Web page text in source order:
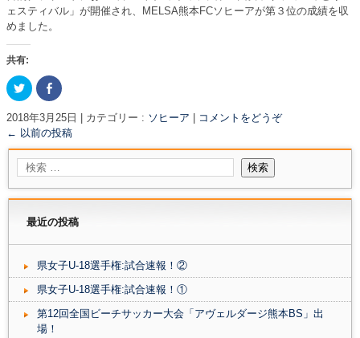
ェスティバル」が開催され、MELSA熊本FCソヒーアが第３位の成績を収
めました。
共有:
ク
リ
ク
し
て
w
i
t
e
r
共
有
い
ウ
ィ
ン
ウ
F
a
e
b
o
k
で
共
す
る
は
ク
ク
し
て
く
だ
さ
い
2018年3月25日 カテゴリー : ソヒーア
コメントをどうぞ
← 以前の投稿
最近の投稿
県女子U-18選手権:試合速報！②
県女子U-18選手権:試合速報！①
第12回全国ビーチサッカー大会「アヴェルダージ熊本BS」出
場！